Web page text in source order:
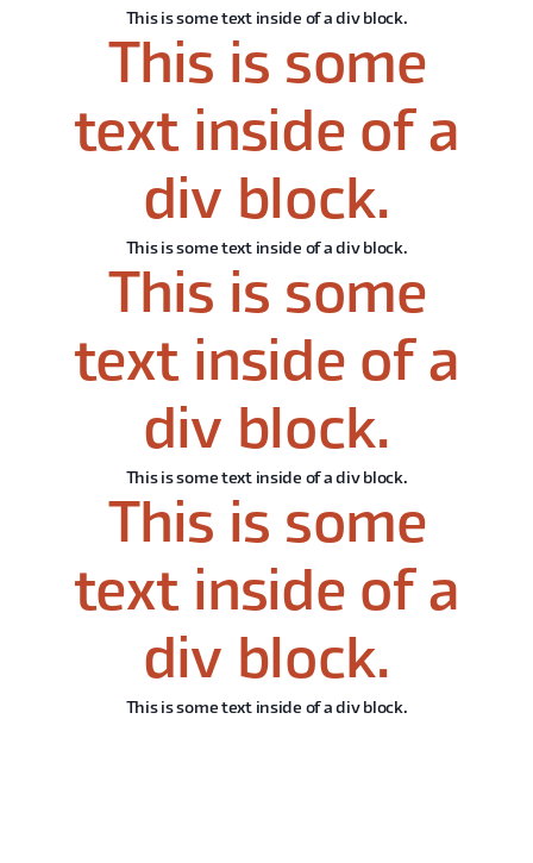
This is some text inside of a div block.
This is some
text inside of a
div block.
This is some text inside of a div block.
This is some
text inside of a
div block.
This is some text inside of a div block.
This is some
text inside of a
div block.
This is some text inside of a div block.